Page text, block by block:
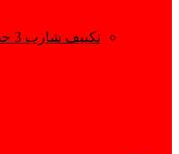
تكييف شارب 3 حصان